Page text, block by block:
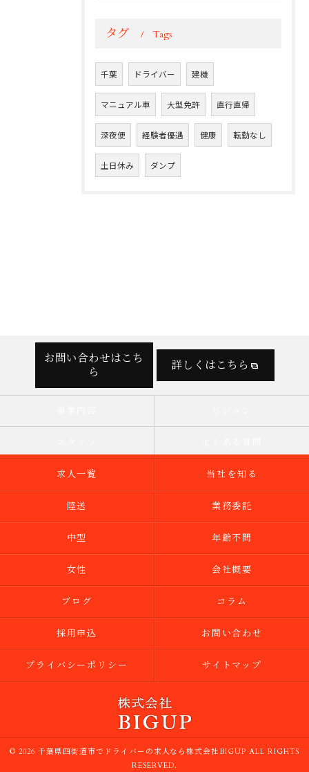
タグ Tags
千葉 ドライバー 建機
マニュアル車 大型免許 直行直帰
深夜便 経験者優遇 健康 転勤なし
土日休み ダンプ
お問い合わせはこち
ら
詳しくはこちら
求人一覧 当社を知る
陸送 業務委託
中型 年齢不問
女性 会社概要
ブログ コラム
採用申込 お問い合わせ
プライバシーポリシー サイトマップ
© 2026 千葉県四街道市でドライバーの求人なら株式会社BIGUP ALL RIGHTS
RESERVED.